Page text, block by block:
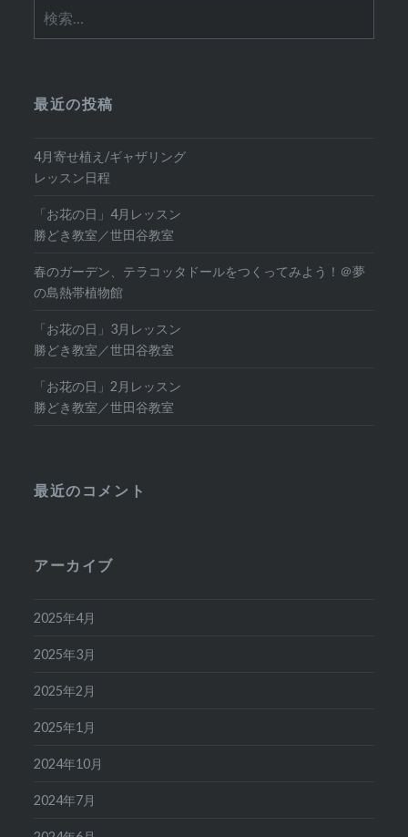
索:
最近の投稿
4月寄せ植え/ギャザリング
レッスン日程
「お花の日」4月レッスン
勝どき教室／世田谷教室
春のガーデン、テラコッタドールをつくってみよう！＠夢
の島熱帯植物館
「お花の日」3月レッスン
勝どき教室／世田谷教室
「お花の日」2月レッスン
勝どき教室／世田谷教室
最近のコメント
アーカイブ
2025年4月
2025年3月
2025年2月
2025年1月
2024年10月
2024年7月